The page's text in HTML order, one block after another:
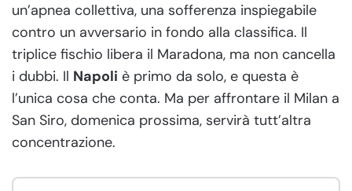
un’apnea collettiva, una sofferenza inspiegabile
contro un avversario in fondo alla classifica. Il
triplice fischio libera il Maradona, ma non cancella
i dubbi. Il Napoli è primo da solo, e questa è
l’unica cosa che conta. Ma per affrontare il Milan a
San Siro, domenica prossima, servirà tutt’altra
concentrazione.